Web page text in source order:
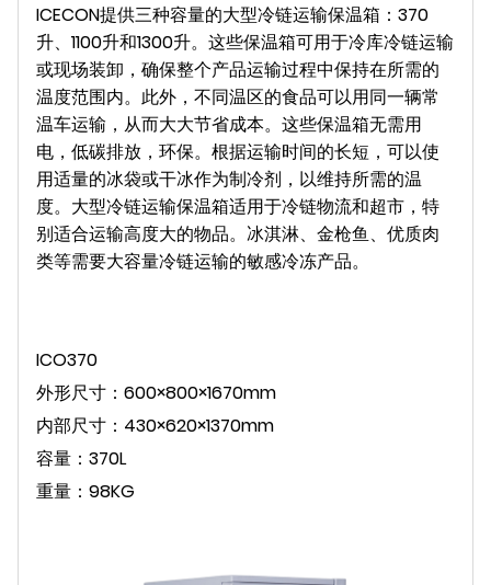
ICECON提供三种容量的大型冷链运输保温箱：370
升、1100升和1300升。这些保温箱可用于冷库冷链运输
或现场装卸，确保整个产品运输过程中保持在所需的
温度范围内。此外，不同温区的食品可以用同一辆常
温车运输，从而大大节省成本。这些保温箱无需用
电，低碳排放，环保。根据运输时间的长短，可以使
用适量的冰袋或干冰作为制冷剂，以维持所需的温
度。大型冷链运输保温箱适用于冷链物流和超市，特
别适合运输高度大的物品。冰淇淋、金枪鱼、优质肉
类等需要大容量冷链运输的敏感冷冻产品。
ICO370
外形尺寸：600×800×1670mm
内部尺寸：430×620×1370mm
容量：370L
重量：98KG